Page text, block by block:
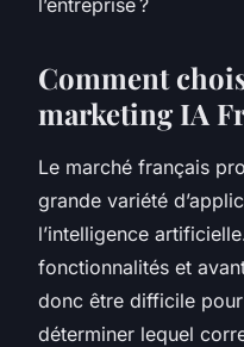
Comment
marketing IA
Le marché français
grande variété
l’intelligence
fonctionnalités et
donc être difficile
déterminer lequel